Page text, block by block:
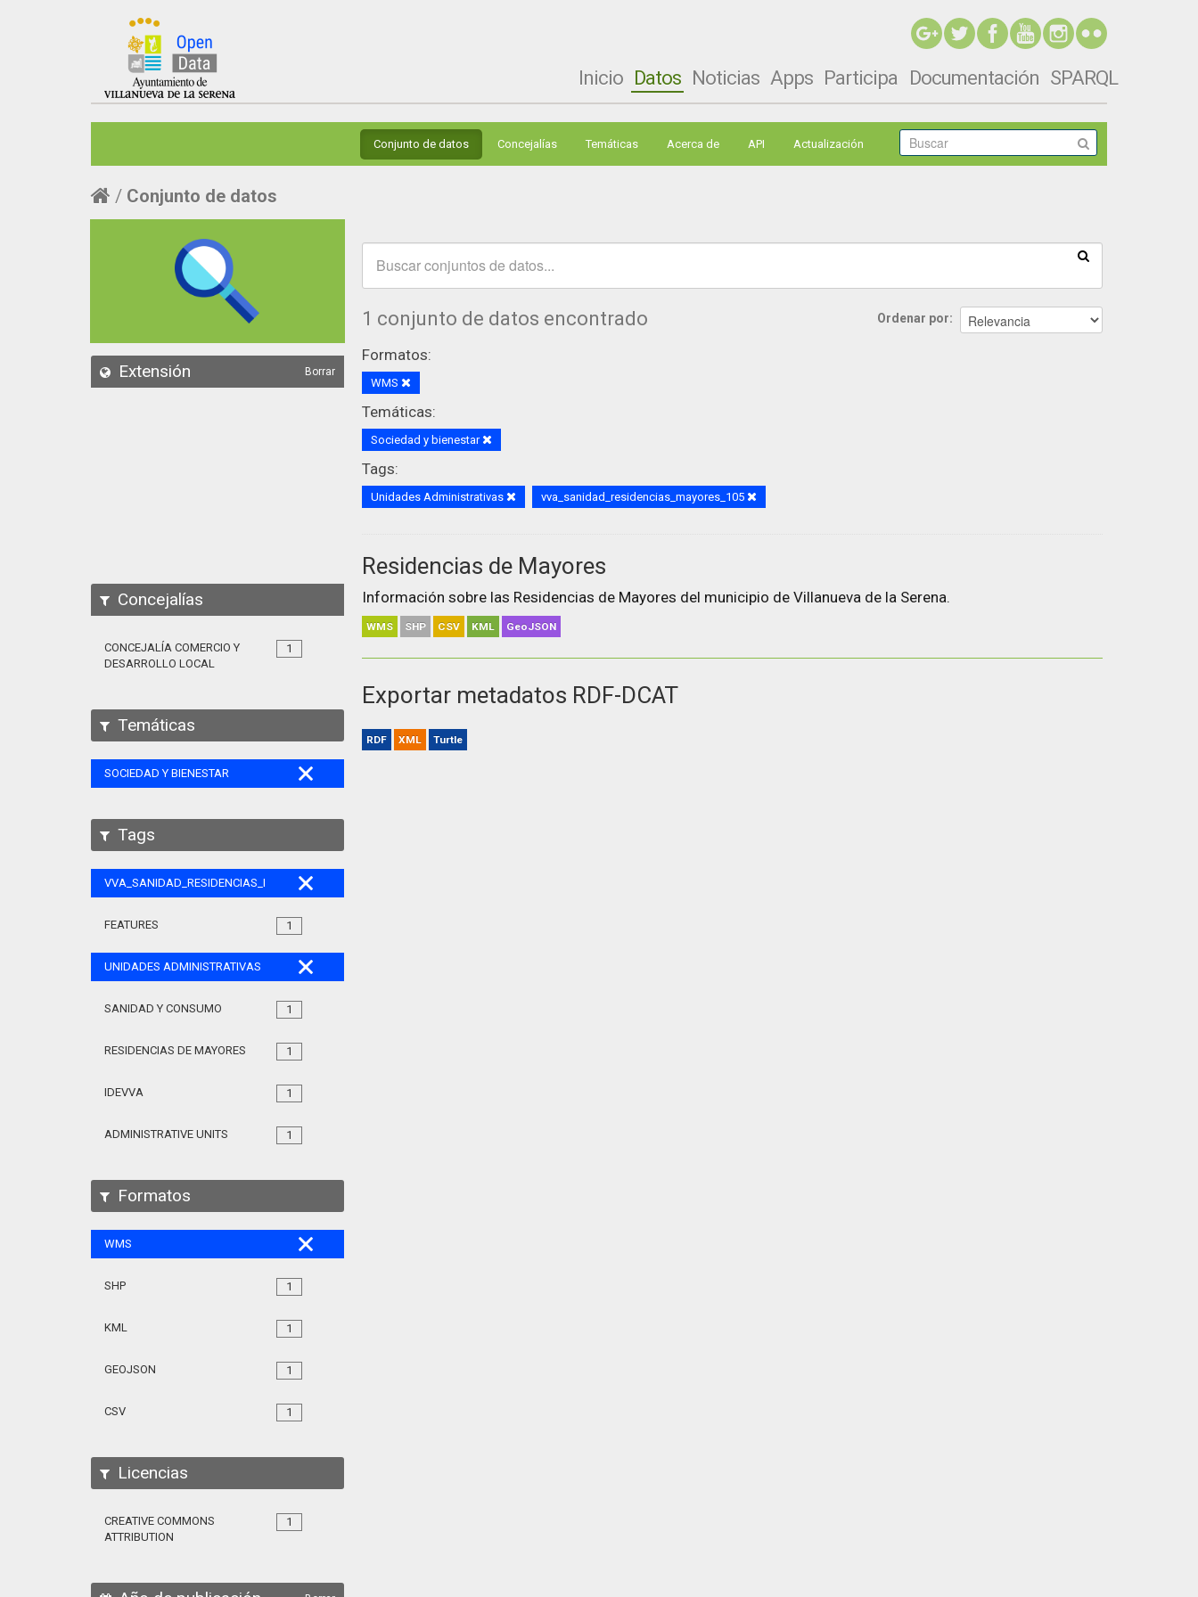
Inicio Datos Noticias Apps Participa Documentación SPARQL
Conjunto de datos Concejalías Temáticas Acerca de API Actualización
Conjunto de datos
Extensión Borrar
Concejalías
1
CONCEJALÍA COMERCIO Y
DESARROLLO LOCAL
Temáticas
SOCIEDAD Y BIENESTAR
Tags
VVA_SANIDAD_RESIDENCIAS_MAYORES_105
1
FEATURES
UNIDADES ADMINISTRATIVAS
1
SANIDAD Y CONSUMO
1
RESIDENCIAS DE MAYORES
1
IDEVVA
1
ADMINISTRATIVE UNITS
Formatos
WMS
1
SHP
1
KML
1
GEOJSON
1
CSV
Licencias
1
CREATIVE COMMONS
ATTRIBUTION
Ordenar por
1 conjunto de datos encontrado
Formatos:
WMS
Temáticas:
Sociedad y bienestar
Tags:
Unidades Administrativas vva_sanidad_residencias_mayores_105
Residencias de Mayores
Información sobre las Residencias de Mayores del municipio de Villanueva de la Serena.
WMS SHP CSV KML GeoJSON
Exportar metadatos RDF-DCAT
RDF XML Turtle